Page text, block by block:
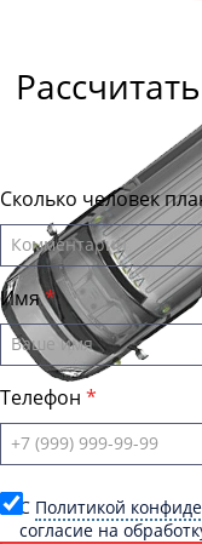
Сколько человек
Имя
Телефон
C Политикой
согласие на